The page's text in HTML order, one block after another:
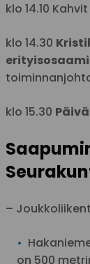
klo 14.10 Kahvit
klo 14.30
klo 15.30
–
on 500